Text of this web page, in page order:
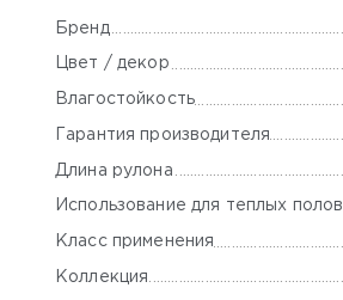
Бренд
Цвет / декор
Влагостойкость
Гарантия производителя
Длина рулона
Использование для теплых полов
Класс применения
Коллекция